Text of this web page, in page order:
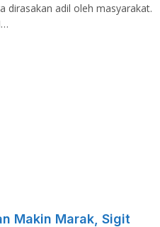
dirasakan adil oleh masyarakat.
Makin Marak, Sigit